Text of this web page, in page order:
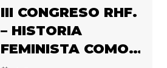
CONGRESO DE
HISTORIADORAS
FEMINISTAS
III CONGRESO RHF.
– HISTORIA
FEMINISTA COMO